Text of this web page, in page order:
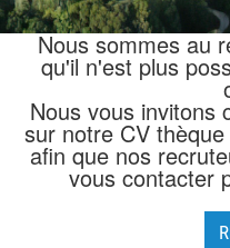
Nous sommes au
qu'il n'est plus
Nous vous invitons
sur notre CV
afin que nos
vous contacter